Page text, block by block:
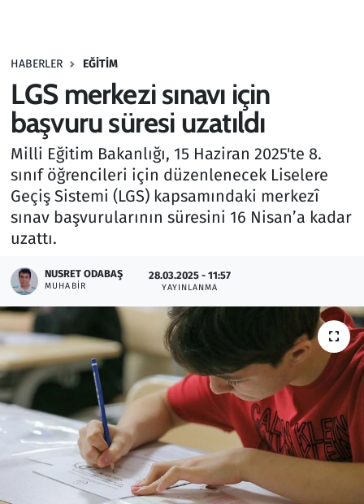
HABERLER EĞITIM
LGS merkezi sınavı için
başvuru süresi uzatıldı
Milli Eğitim Bakanlığı, 15 Haziran 2025'te 8.
sınıf öğrencileri için düzenlenecek Liselere
Geçiş Sistemi (LGS) kapsamındaki merkezî
sınav başvurularının süresini 16 Nisan’a kadar
uzattı.
NUSRET ODABAŞ
MUHABIR
28.03.2025 - 11:57
YAYINLANMA
Haber
Kültür Sanat
Kurumsal Haberler
Lezzet Durağı
Memur ve Kamu
Otomobil
Oyun
Ramazan
Resmi İlanlar
Rüya Tabirleri
Sağlık